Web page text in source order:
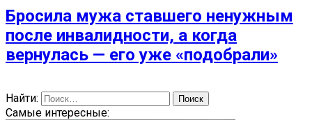
Бросила мужа ставшего ненужным
после инвалидности, а когда
вернулась — его уже «подобрали»
Найти:
Самые интересные: